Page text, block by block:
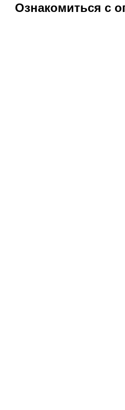
Ознакомиться с